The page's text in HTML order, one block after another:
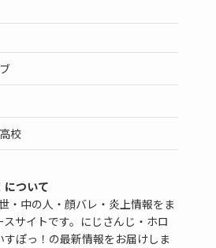
校
について
・中の人・顔バレ・炎上情報をま
スサイトです。にじさんじ・ホロ
すぽっ！の最新情報をお届けしま